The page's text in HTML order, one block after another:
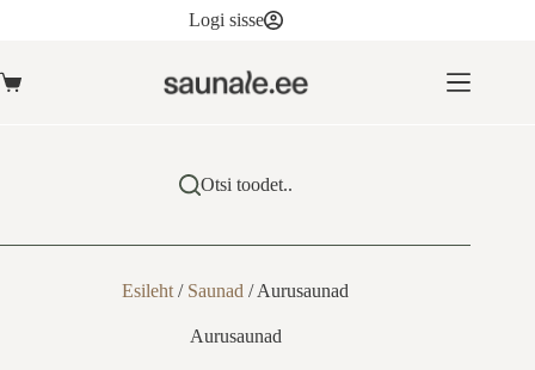
Logi sisse
Ostukorv
Otsi toodet..
Esileht / Saunad /Aurusaunad
Aurusaunad